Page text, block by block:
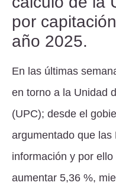
por
año 2025.
En las últimas
en torno a la Unidad
(UPC); desde el
argumentado que las
información y por
aumentar 5,36 %,